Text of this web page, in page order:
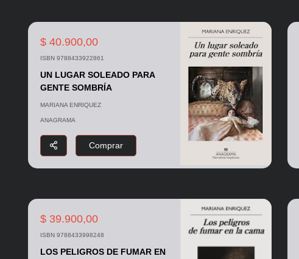
$ 40.900,00
ISBN 9788433922861
UN LUGAR SOLEADO PARA
GENTE SOMBRÍA
MARIANA ENRIQUEZ
ANAGRAMA
Comprar
$ 39.900,00
ISBN 9788433998248
LOS PELIGROS DE FUMAR EN